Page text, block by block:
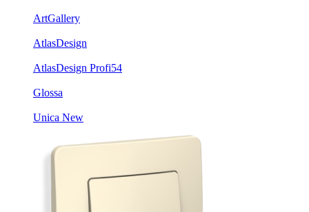
ArtGallery
AtlasDesign
AtlasDesign Profi54
Glossa
Unica New